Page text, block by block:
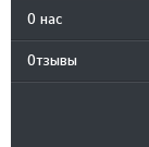
О нас
Отзывы